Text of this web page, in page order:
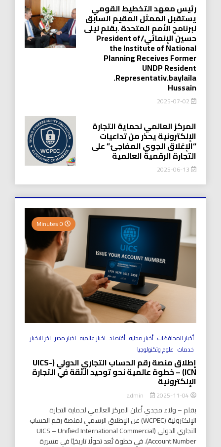
رئيس معهد التخطيط القومي
يستقبل الممثل المقيم السابق
لبرنامج الأمم المتحدة .بقلم ليلى
حسين الإنمائي/President of
the Institute of National
Planning Receives Former
UNDP Resident
.Representativ.baylaila
Hussain
2025-07-02
المركز العالمي لحماية التجارة
الإلكترونية يحذر من تداعيات
“الإغلاق الجوي المفاجئ” على
التجارة الرقمية العالمية
2025-06-13
أخبار المحافظات أخبار محليه أقتصاد اخبار عالميه اخبار مصر اخر الاخبار
خدمات علوم وتكنولوجيا
إطلاق منصة رقم الحساب التجاري الدولي (UICS-
ICN) – خطوة عالمية نحو توحيد الثقة في التجارة
الإلكترونية
2025-11-04
بقلم – ولاء مجدي أعلن المركز العالمي لحماية التجارة
الإلكترونية (WCPEC) عن الإطلاق الرسمي لمنصة رقم الحساب
التجاري الدولي (UICS – Unified International Commercial
Account Number). في خطوة تُعد تحولًا تاريخيًا في مسيرة